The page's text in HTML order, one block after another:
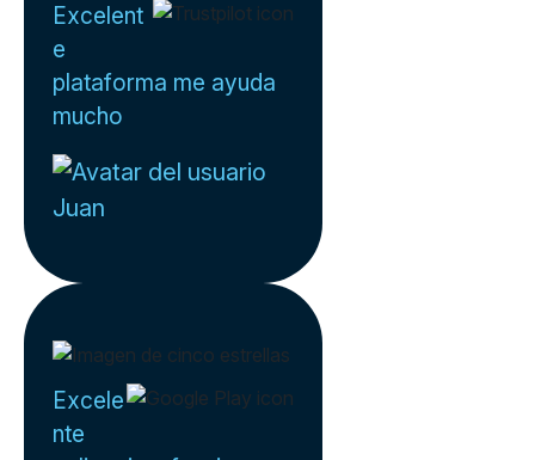
Excelent
e
plataforma me ayuda
mucho
Juan
Excele
nte